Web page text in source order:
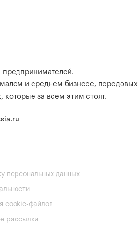
предпринимателей.
и среднем бизнесе, передовых
которые за всем этим стоят.
персональных данных
cookie-файлов
рассылки